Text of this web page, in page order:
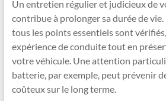
Un entretien régulier et judicieux de
contribue à prolonger sa durée de
tous les points essentiels sont
expérience de conduite tout en
votre véhicule. Une attention
batterie, par exemple, peut prévenir
coûteux sur le long terme.